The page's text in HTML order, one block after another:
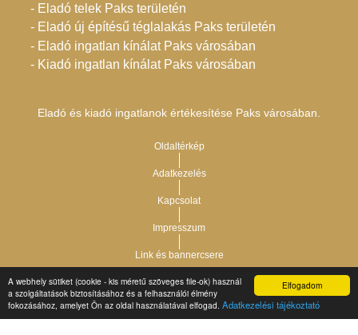
Elfogadom
A webhely sütiket (cookie - kis méretű szöveges file-ok) használ
a szolgáltatások biztosításához és a felhasználói élmény
fokozásához, amelyet Ön az oldal használatával elfogad. Adatkezelési tájékoztató
- Eladó telek Paks területén
- Eladó új építésű téglalakás Paks területén
- Eladó ingatlan kínálat Paks városában
- Kiadó ingatlan kínálat Paks városában
Eladó és kiadó ingatlanok értékesítése Paks városában.
Oldaltérkép
Adatkezelés
Kapcsolat
Impresszum
Link és bannercsere
Copyright © 2021.Vár-Köz Kft. - Ingatlan nyilvántartó, ügyviteli és
adminisztrációs szoftver